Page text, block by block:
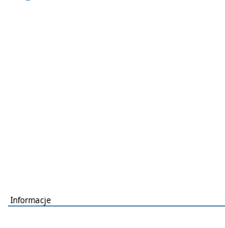
Informacje